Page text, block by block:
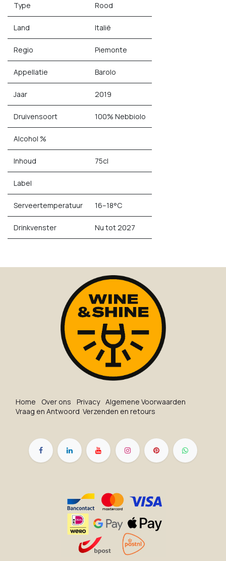
Type Rood
Land Italië
Regio Piemonte
Appellatie Barolo
Jaar 2019
Druivensoort 100% Nebbiolo
Alcohol %
Inhoud 75cl
Label
Serveertemperatuur 16–18°C
Drinkvenster Nu tot 2027
Ho​me O​ve​r on​s Privacy Algemene Voorwaarden
Vraag en Antwoord Verzenden en retours